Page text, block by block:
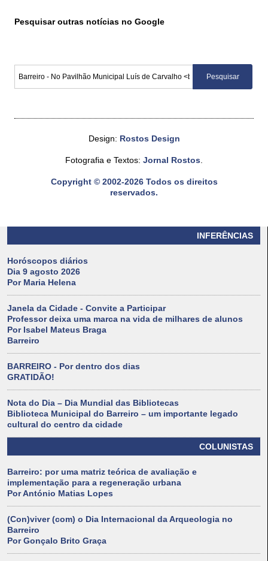
INFERÊNCIAS
Horóscopos diários
Dia 9 agosto 2026
Por Maria Helena
Janela da Cidade - Convite a Participar
Professor deixa uma marca na vida de milhares de alunos
Por Isabel Mateus Braga
Barreiro
BARREIRO - Por dentro dos dias
GRATIDÃO!
Nota do Dia – Dia Mundial das Bibliotecas
Biblioteca Municipal do Barreiro – um importante legado
cultural do centro da cidade
COLUNISTAS
Barreiro: por uma matriz teórica de avaliação e
implementação para a regeneração urbana
Por António Matias Lopes
(Con)viver (com) o Dia Internacional da Arqueologia no
Barreiro
Por Gonçalo Brito Graça
Pesquisar outras notícias no Google
Design: Rostos Design
Fotografia e Textos: Jornal Rostos.
Copyright © 2002-2026 Todos os direitos
reservados.